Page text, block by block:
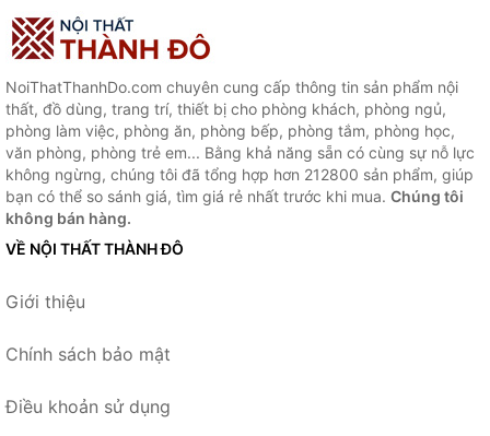
NoiThatThanhDo.com chuyên cung cấp thông tin sản phẩm nội
thất, đồ dùng, trang trí, thiết bị cho phòng khách, phòng ngủ,
phòng làm việc, phòng ăn, phòng bếp, phòng tắm, phòng học,
văn phòng, phòng trẻ em... Bằng khả năng sẵn có cùng sự nỗ lực
không ngừng, chúng tôi đã tổng hợp hơn 212800 sản phẩm, giúp
bạn có thể so sánh giá, tìm giá rẻ nhất trước khi mua. Chúng tôi
không bán hàng.
VỀ NỘI THẤT THÀNH ĐÔ
Giới thiệu
Chính sách bảo mật
Điều khoản sử dụng